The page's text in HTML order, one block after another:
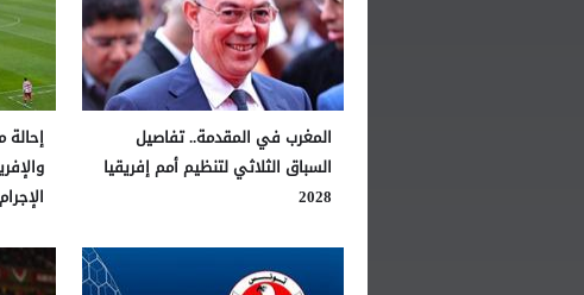
المغرب في المقدمة.. تفاصيل
السباق الثلاثي لتنظيم أمم إفريقيا
2028